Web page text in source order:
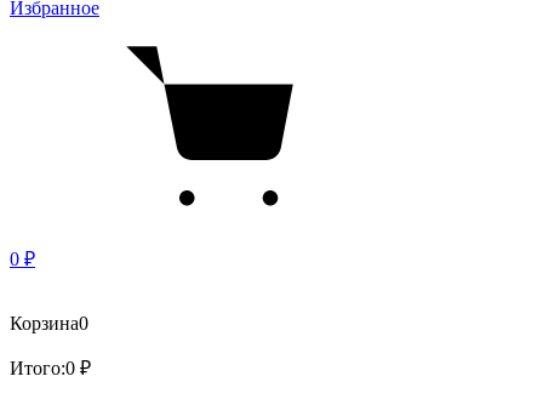
Избранное
0 ₽
Корзина0
Итого:0 ₽